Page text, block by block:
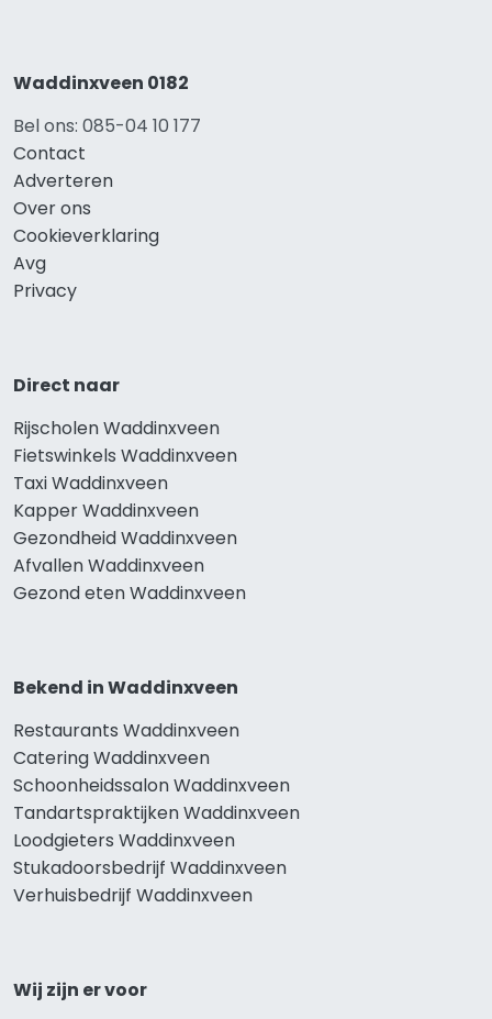
Waddinxveen 0182
Bel ons: 085-04 10 177
Contact
Adverteren
Over ons
Cookieverklaring
Avg
Privacy
Direct naar
Rijscholen Waddinxveen
Fietswinkels Waddinxveen
Taxi Waddinxveen
Kapper Waddinxveen
Gezondheid Waddinxveen
Afvallen Waddinxveen
Gezond eten Waddinxveen
Bekend in Waddinxveen
Restaurants Waddinxveen
Catering Waddinxveen
Schoonheidssalon Waddinxveen
Tandartspraktijken Waddinxveen
Loodgieters Waddinxveen
Stukadoorsbedrijf Waddinxveen
Verhuisbedrijf Waddinxveen
Wij zijn er voor